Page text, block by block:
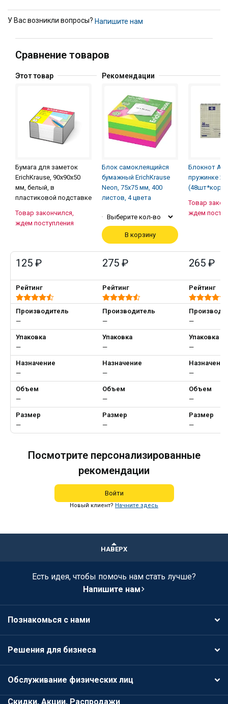
У Вас возникли вопросы? Напишите нам
Сравнение товаров
Этот товар Рекомендации
Бумага для заметок
ErichKrause, 90x90x50
мм, белый, в
пластиковой подставке
Товар закончился,
ждем поступления
Блок самоклеящийся
бумажный ErichKrause
Neon, 75х75 мм, 400
листов, 4 цвета
Выберите кол-во
В корзину
Блокнот А4
пружинке
(48шт*кор)
Товар
ждем
125 ₽ 275 ₽ 265 ₽
Рейтинг Рейтинг Рейтинг
Производитель
—
Производитель
—
—
Упаковка
—
Упаковка
—
Упаковка
—
Назначение
—
Назначение
—
Назначение
—
Объем
—
Объем
—
Объем
—
Размер
—
Размер
—
Размер
—
Посмотрите персонализированные
рекомендации
Войти
Новый клиент? Начните здесь
НАВЕРХ
Есть идея, чтобы помочь нам стать лучше?
Напишите нам
Познакомься с нами
Решения для бизнеса
Обслуживание физических лиц
Скидки, Акции, Распродажи